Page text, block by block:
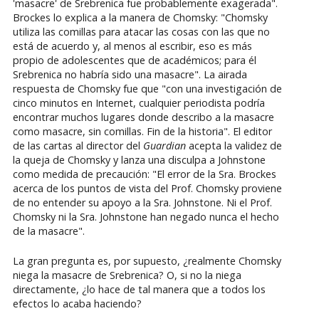
'masacre' de Srebrenica fue probablemente exagerada".
Brockes lo explica a la manera de Chomsky: "Chomsky
utiliza las comillas para atacar las cosas con las que no
está de acuerdo y, al menos al escribir, eso es más
propio de adolescentes que de académicos; para él
Srebrenica no habría sido una masacre". La airada
respuesta de Chomsky fue que "con una investigación de
cinco minutos en Internet, cualquier periodista podría
encontrar muchos lugares donde describo a la masacre
como masacre, sin comillas. Fin de la historia". El editor
de las cartas al director del Guardianacepta la validez de
la queja de Chomsky y lanza una disculpa a Johnstone
como medida de precaución: "El error de la Sra. Brockes
acerca de los puntos de vista del Prof. Chomsky proviene
de no entender su apoyo a la Sra. Johnstone. Ni el Prof.
Chomsky ni la Sra. Johnstone han negado nunca el hecho
de la masacre".
La gran pregunta es, por supuesto, ¿realmente Chomsky
niega la masacre de Srebrenica? O, si no la niega
directamente, ¿lo hace de tal manera que a todos los
efectos lo acaba haciendo?